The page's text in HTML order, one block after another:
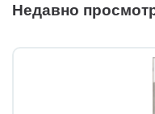
Недавно